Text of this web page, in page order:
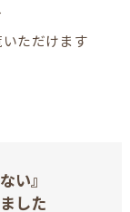
ただけます
い』
した